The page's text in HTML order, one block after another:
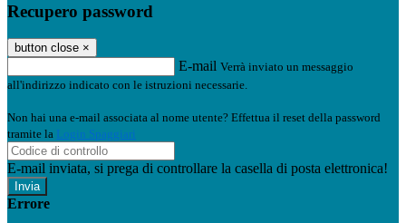
Recupero password
button close ×
E-mail Verrà inviato un messaggio
all'indirizzo indicato con le istruzioni necessarie.
Non hai una e-mail associata al nome utente? Effettua il reset della password
tramite la Login Spaggiari
E-mail inviata, si prega di controllare la casella di posta elettronica!
Errore